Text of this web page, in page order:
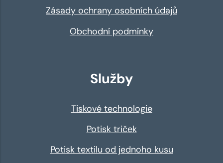
Zásady ochrany osobních údajů
Obchodní podmínky
Služby
Tiskové technologie
Potisk triček
Potisk textilu od jednoho kusu